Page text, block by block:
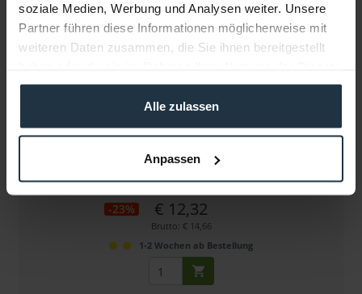
soziale Medien, Werbung und Analysen weiter. Unsere
Partner führen diese Informationen möglicherweise mit
weiteren Daten zusammen, die Sie ihnen bereitgestellt
gesammelt haben.
Alle zulassen
Anpassen
für SUN-BOUNCER MINI + PRO / SUN-SWATTER PRO
-23% € 12,32
Brutto: € 14,66
1-2 Wochen ab Bestellung